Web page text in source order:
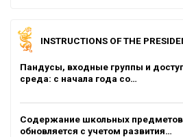
INSTRUCTIONS OF THE
Пандусы, входные группы и
среда: с начала года со…
Содержание школьных предметов
обновляется с учетом развития…